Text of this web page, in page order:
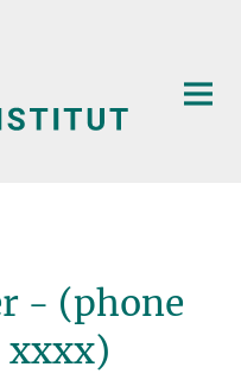
- (phone
xxxx)